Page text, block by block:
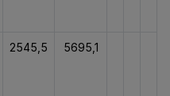
2545,5 5695,1